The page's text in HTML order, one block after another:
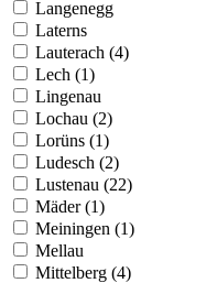
Langenegg
Laterns
Lauterach (4)
Lech (1)
Lingenau
Lochau (2)
Lorüns (1)
Ludesch (2)
Lustenau (22)
Mäder (1)
Meiningen (1)
Mellau
Mittelberg (4)